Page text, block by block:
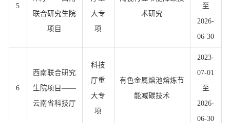
5
联合研究生院
项目
大专
项
术研究
至
2026-
06-30
6
西南联合研究
生院项目——
云南省科技厅
科技
厅重
大专
项
有色金属熔池熔炼节
能减碳技术
2023-
07-01
至
2026-
06-30